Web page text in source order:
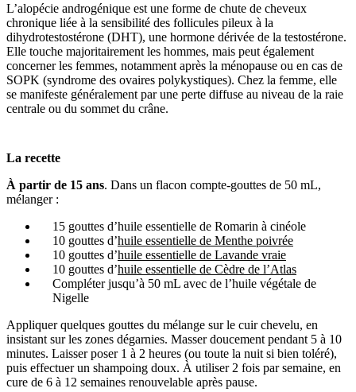
L’alopécie androgénique est une forme de chute de cheveux
chronique liée à la sensibilité des follicules pileux à la
dihydrotestostérone (DHT), une hormone dérivée de la testostérone.
Elle touche majoritairement les hommes, mais peut également
concerner les femmes, notamment après la ménopause ou en cas de
SOPK (syndrome des ovaires polykystiques). Chez la femme, elle
se manifeste généralement par une perte diffuse au niveau de la raie
centrale ou du sommet du crâne.
La recette
À partir de 15 ans. Dans un flacon compte-gouttes de 50 mL,
mélanger :
15 gouttes d’huile essentielle de Romarin à cinéole
10 gouttes d’huile essentielle de Menthe poivrée
10 gouttes d’huile essentielle de Lavande vraie
10 gouttes d’huile essentielle de Cèdre de l’Atlas
Compléter jusqu’à 50 mL avec de l’huile végétale de
Nigelle
Appliquer quelques gouttes du mélange sur le cuir chevelu, en
insistant sur les zones dégarnies. Masser doucement pendant 5 à 10
minutes. Laisser poser 1 à 2 heures (ou toute la nuit si bien toléré),
puis effectuer un shampoing doux. À utiliser 2 fois par semaine, en
cure de 6 à 12 semaines renouvelable après pause.